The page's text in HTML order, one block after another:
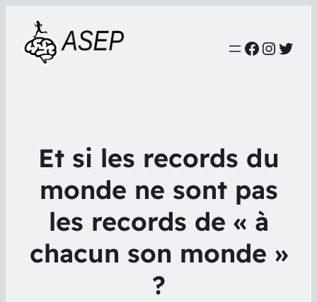
Et si les records du
monde ne sont pas
les records de « à
chacun son monde »
?